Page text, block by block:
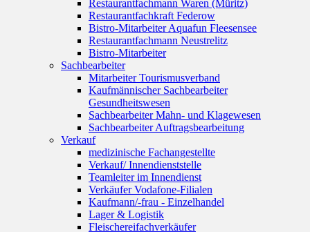
Restaurantfachmann Waren (Müritz)
Restaurantfachkraft Federow
Bistro-Mitarbeiter Aquafun Fleesensee
Restaurantfachmann Neustrelitz
Bistro-Mitarbeiter
Sachbearbeiter
Mitarbeiter Tourismusverband
Kaufmännischer Sachbearbeiter
Gesundheitswesen
Sachbearbeiter Mahn- und Klagewesen
Sachbearbeiter Auftragsbearbeitung
Verkauf
medizinische Fachangestellte
Verkauf/ Innendienststelle
Teamleiter im Innendienst
Verkäufer Vodafone-Filialen
Kaufmann/-frau - Einzelhandel
Lager & Logistik
Fleischereifachverkäufer